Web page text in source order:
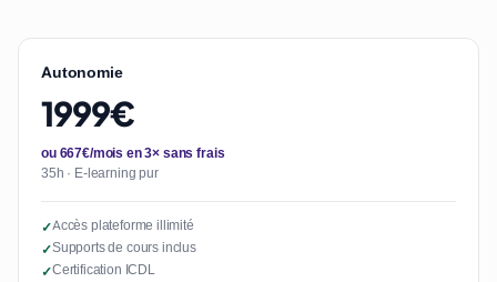
Autonomie
1999€
ou 667€/mois en 3× sans frais
35h · E-learning pur
✓Accès plateforme illimité
✓Supports de cours inclus
✓Certification ICDL